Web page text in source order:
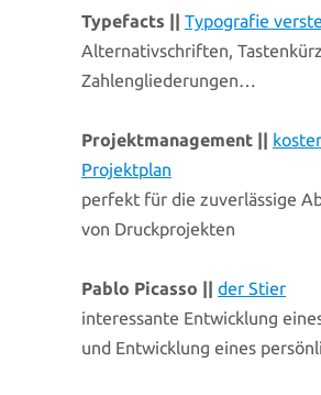
Typefacts || Typografie
Alternativschriften,
Zahlengliederungen…
Projektmanagement ||
Projektplan
perfekt für die zuverlässige
von Druckprojekten
Pablo Picasso || der Stier
interessante Entwicklung
und Entwicklung eines